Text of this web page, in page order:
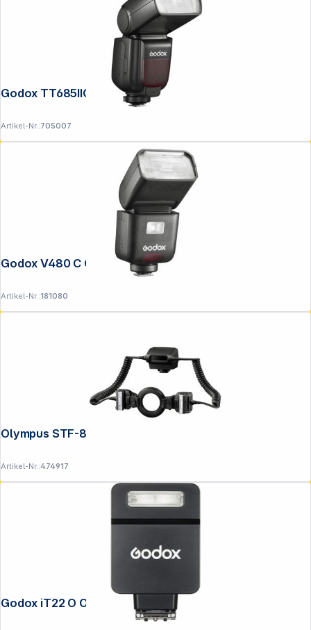
Godox TT685IIO MFT
Artikel-Nr.:705007
Godox V480 C Canon
Artikel-Nr.:181080
Olympus STF-8
Artikel-Nr.:474917
Godox iT22 O Oly/Pan schwarz